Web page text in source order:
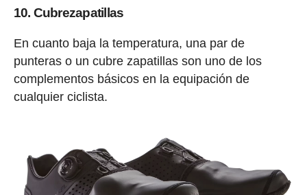
10. Cubrezapatillas
En cuanto baja la temperatura, una par de
punteras o un cubre zapatillas son uno de los
complementos básicos en la equipación de
cualquier ciclista.